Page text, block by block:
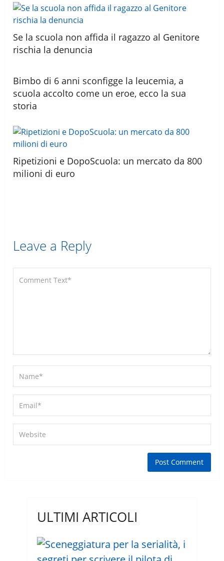
Se la scuola non affida il ragazzo al Genitore
rischia la denuncia
Bimbo di 6 anni sconfigge la leucemia, a
scuola accolto come un eroe, ecco la sua
storia
Ripetizioni e DopoScuola: un mercato da 800
milioni di euro
Leave a Reply
ULTIMI ARTICOLI